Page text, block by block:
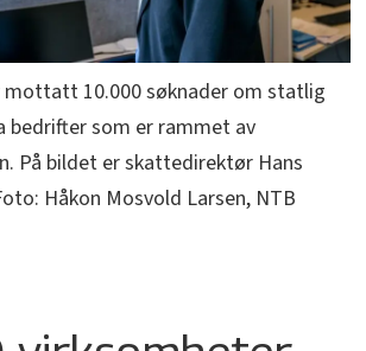
10.000 søknader om statlig
som er rammet av
På bildet er skattedirektør Hans
Håkon Mosvold Larsen, NTB